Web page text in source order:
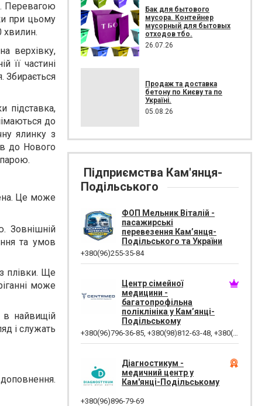
Перевагою
при цьому
хвилин.
верхівку,
її частині
Збирається
підставка,
до
ялинку з
до Нового
Це може
Зовнішній
та умов
плівки. Ще
може
в найвищій
і служать
Бак для бытового
мусора. Контейнер
мусорный для бытовых
отходов тбо.
26.07.26
Продаж та доставка
бетону по Києву та по
Україні.
05.08.26
Підприємства Кам'янця-
Подільського
ФОП Мельник Віталій -
пасажирські
перевезення Кам’янця-
Подільського та України
+380(96)255-35-84
Центр сімейної
медицини -
багатопрофільна
поліклініка у Кам’янці-
Подільському
+380(96)796-36-85, +380(98)812-63-48, +380(97)782-45-70
Діагностикум -
медичний центр у
Кам'янці-Подільському
+380(96)896-79-69